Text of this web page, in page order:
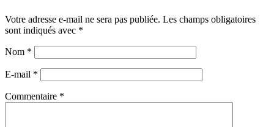
Votre adresse e-mail ne sera pas publiée. Les champs obligatoires
sont indiqués avec *
Nom *
E-mail *
Commentaire *